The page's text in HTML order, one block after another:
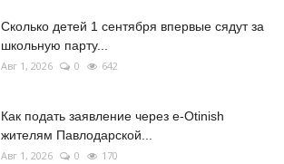
Сколько детей 1 сентября впервые сядут за
школьную парту...
Авг 1, 2026 0 642
Как подать заявление через e-Otinish
жителям Павлодарской...
Авг 1, 2026 0 170